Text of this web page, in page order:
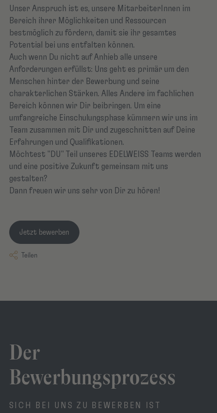
Unser Anspruch ist es, unsere MitarbeiterInnen im
Bereich ihrer Möglichkeiten und Ressourcen
bestmöglich zu fördern, damit sie ihr gesamtes
Potential bei uns entfalten können.
Auch wenn Du nicht auf Anhieb alle unsere
Anforderungen erfüllst: Uns geht es primär um den
Menschen hinter der Bewerbung und seine
charakterlichen Stärken. Alles Andere im fachlichen
Bereich können wir Dir beibringen. Um eine
umfangreiche Einschulungsphase kümmern wir uns im
Team zusammen mit Dir und zugeschnitten auf Deine
Erfahrungen und Qualifikationen.
Möchtest "DU" Teil unseres EDELWEISS Teams werden
und eine positive Zukunft gemeinsam mit uns
gestalten?
Dann freuen wir uns sehr von Dir zu hören!
Jetzt bewerben
Teilen
Der
Bewerbungsprozess
SICH BEI UNS ZU BEWERBEN IST